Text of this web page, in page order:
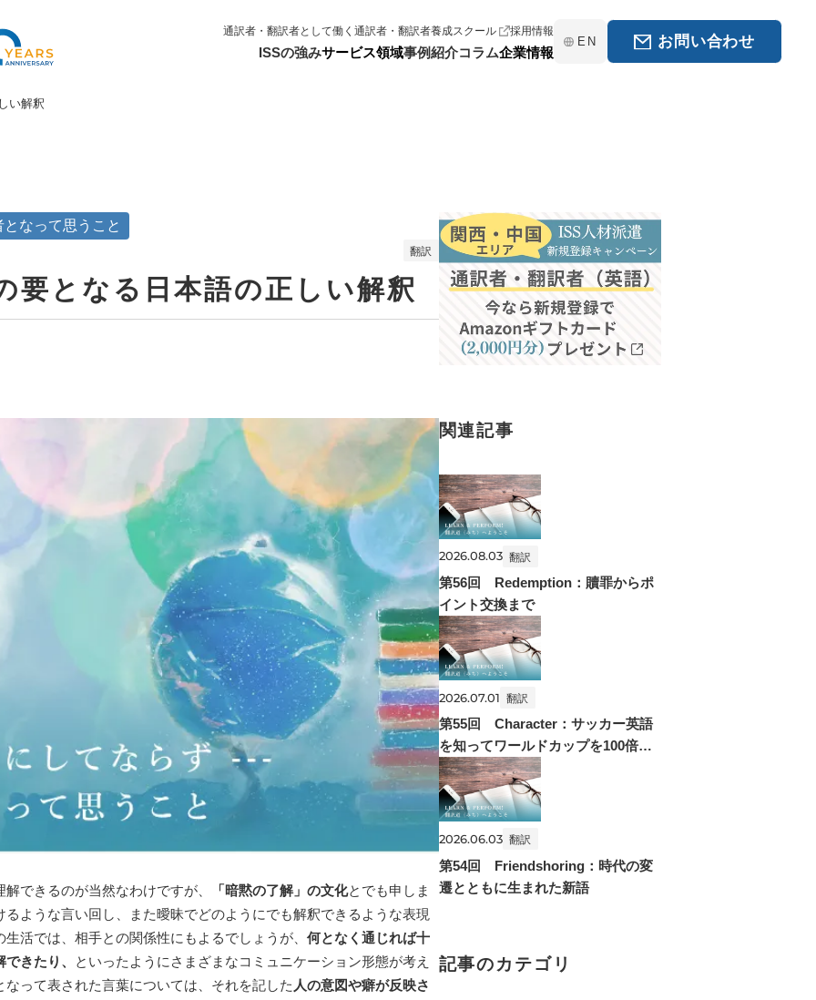
通訳者・翻訳者として働く通訳者・翻訳者養成スクール 採用情報
ISSの強みサービス領域事例紹介コラム企業情報
EN お問い合わせ
い解釈
なって思うこと
翻訳
要となる日本語の正しい解釈
できるのが当然なわけですが、 「暗黙の了解」の文化とでも申しま
ような言い回し、また曖昧でどのようにでも解釈できるような表現
活では、相手との関係性にもよるでしょうが、 何となく通じれば十
きたり、
といったようにさまざまなコミュニケーション形態が考え
って表された言葉については、それを記した 人の意図や癖が反映さ
関連記事
2026.08.03 翻訳
第56回 Redemption：贖罪からポ
イント交換まで
2026.07.01 翻訳
第55回 Character：サッカー英語
を知ってワールドカップを100倍楽
しもう
2026.06.03 翻訳
第54回 Friendshoring：時代の変
遷とともに生まれた新語
記事のカテゴリ